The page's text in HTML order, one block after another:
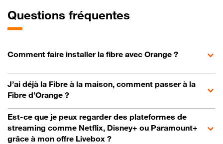
Questions fréquentes
Comment faire installer la fibre avec Orange ?
J’ai déjà la Fibre à la maison, comment passer à la
Fibre d’Orange ?
Est-ce que je peux regarder des plateformes de
streaming comme Netflix, Disney+ ou Paramount+
grâce à mon offre Livebox ?